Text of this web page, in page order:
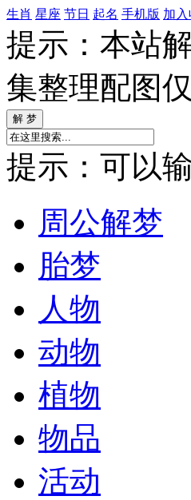
生肖 星座 节日 起名 手机版 加
提示：本站
集整理配图
提示：可以
周公解梦
胎梦
人物
动物
植物
物品
活动